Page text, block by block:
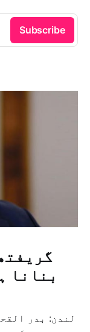
Subscribe
بنانا
لندن: بدر